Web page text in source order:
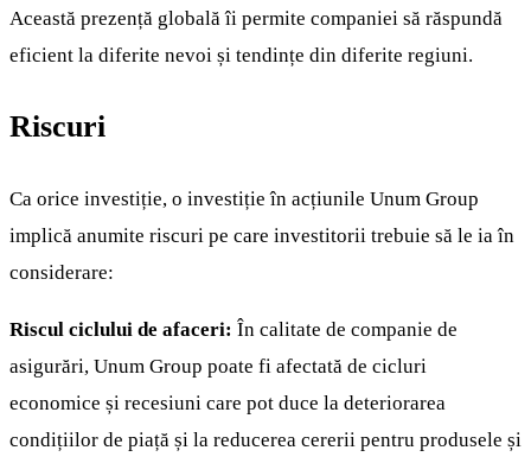
Această prezență globală îi permite companiei să răspundă
eficient la diferite nevoi și tendințe din diferite regiuni.
Riscuri
Ca orice investiție, o investiție în acțiunile Unum Group
implică anumite riscuri pe care investitorii trebuie să le ia în
considerare:
Riscul ciclului de afaceri: În calitate de companie de
asigurări, Unum Group poate fi afectată de cicluri
economice și recesiuni care pot duce la deteriorarea
condițiilor de piață și la reducerea cererii pentru produsele și